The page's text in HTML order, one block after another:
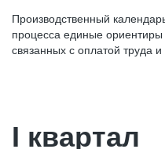
Производственный
процесса единые
связанных с оплатой труда и
I квартал